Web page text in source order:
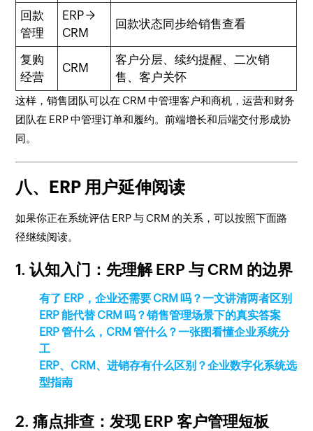
回款
管理
ERP →
CRM
回款状态同步给销售查看
复购
经营
CRM
客户分层、续约提醒、二次销
售、客户关怀
这样，销售团队可以在 CRM 中管理客户和商机，运营和财务
团队在 ERP 中管理订单和履约。前端增长和后端交付形成协
同。
八、ERP 用户延伸阅读
如果你正在系统评估 ERP 与 CRM 的关系，可以按照下面路
径继续阅读。
1. 认知入门：先理解 ERP 与 CRM 的边界
有了 ERP，企业还需要 CRM 吗？一文讲清两者区别
ERP 能代替 CRM 吗？销售管理场景下的真实答案
ERP 管什么，CRM 管什么？一张图看懂企业系统分
工
ERP、CRM、进销存有什么区别？企业数字化系统选
型指南
2. 痛点排查：发现 ERP 客户管理短板